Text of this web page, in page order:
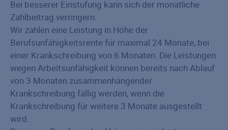
Bei besserer Einstufung kann sich der monatliche
Zahlbeitrag verringern.
Wir zahlen eine Leistung in Höhe der
Berufsunfähigkeitsrente für maximal 24 Monate, bei
einer Krankschreibung von 6 Monaten. Die Leistungen
wegen Arbeitsunfähigkeit können bereits nach Ablauf
von 3 Monaten zusammenhängender
Krankschreibung fällig werden, wenn die
Krankschreibung für weitere 3 Monate ausgestellt
wird.